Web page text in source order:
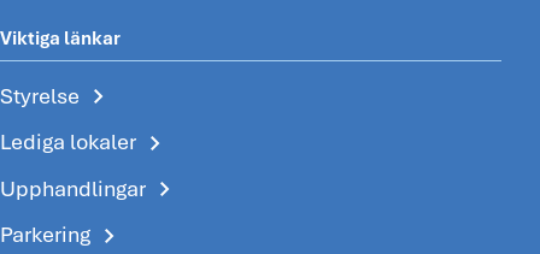
Viktiga länkar
Styrelse chevron_right
Lediga lokaler chevron_right
Upphandlingar chevron_right
Parkering chevron_right